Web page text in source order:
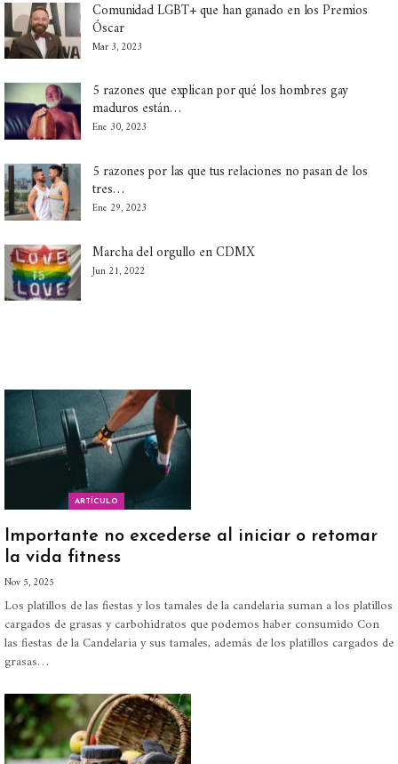
Comunidad LGBT+ que han ganado en los Premios
Óscar
Mar 3, 2023
5 razones que explican por qué los hombres gay
maduros están…
Ene 30, 2023
5 razones por las que tus relaciones no pasan de los
tres…
Ene 29, 2023
Marcha del orgullo en CDMX
Jun 21, 2022
ARTÍCULO
Importante no excederse al iniciar o retomar
la vida fitness
Nov 5, 2025
Los platillos de las fiestas y los tamales de la candelaria suman a los platillos
cargados de grasas y carbohidratos que podemos haber consumido Con
las fiestas de la Candelaria y sus tamales, además de los platillos cargados de
grasas…